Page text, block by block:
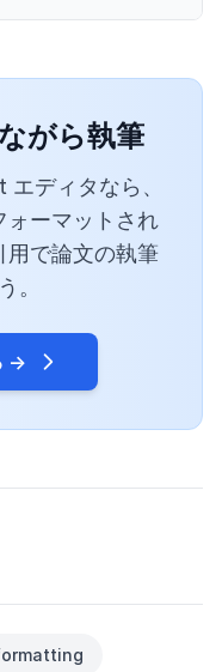
がら執筆
ディタなら、
ォーマットされ
用で論文の執筆
。
→